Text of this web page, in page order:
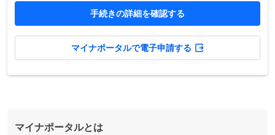
手続きの詳細を確認する
マイナポータルで電子申請する
マイナポータルとは